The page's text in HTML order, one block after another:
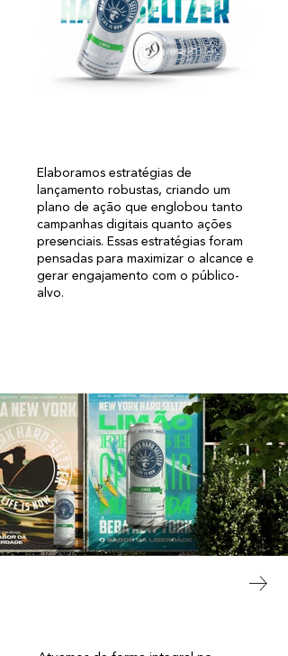
Elaboramos estratégias de
lançamento robustas, criando um
plano de ação que englobou tanto
campanhas digitais quanto ações
presenciais. Essas estratégias foram
pensadas para maximizar o alcance e
gerar engajamento com o público-
alvo.